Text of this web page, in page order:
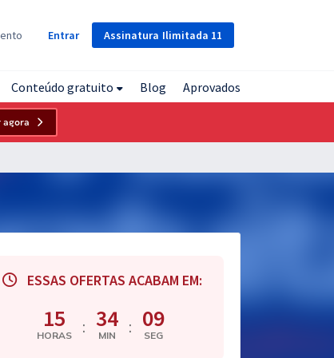
Assinatura Ilimitada 11
Entrar
Conteúdo gratuito Blog Aprovados
agora
ESSAS OFERTAS ACABAM EM:
15
HORAS : 34
MIN : 08
SEG